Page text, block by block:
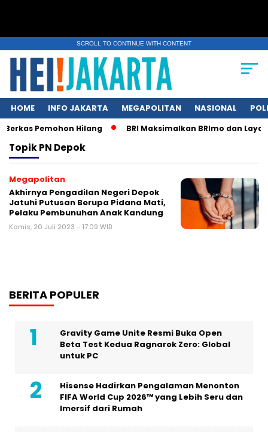
SCROLL TO CONTINUE WITH CONTENT
HOME INFO JAKARTA MEGAPOLITAN NASIONAL
Pemohon Hilang BRI Maksimalkan BRImo dan
TopikPN Depok
Megapolitan
Akhirnya Pengadilan Negeri Depok
Jatuhi Putusan Berupa Pidana Mati,
Pelaku Pembunuhan Anak Kandung
Kamis, 20 Juli 2023 - 17:09 WIB
BERITA POPULER
Gravity Game Unite Resmi Buka Open
Beta Test Kedua Ragnarok Zero: Global
untuk PC
Hisense Hadirkan Pengalaman Menonton
FIFA World Cup 2026™ yang Lebih Seru dan
Imersif dari Rumah